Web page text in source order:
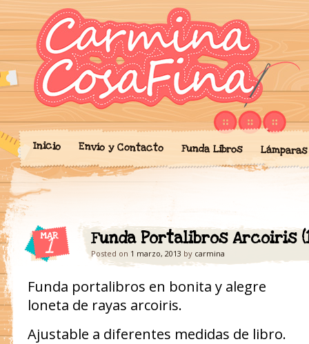
'Cosicas' de
Blog donde expongo mis
portalibros, mochilas,
cariño.
Inicio Envío y Contacto Funda Libros Lámparas
MAR
1 Funda Portalibros Arcoiris
Posted on 1 marzo, 2013 by carmina
Funda portalibros en bonita y alegre
loneta de rayas arcoiris.
Ajustable a diferentes medidas de libro.